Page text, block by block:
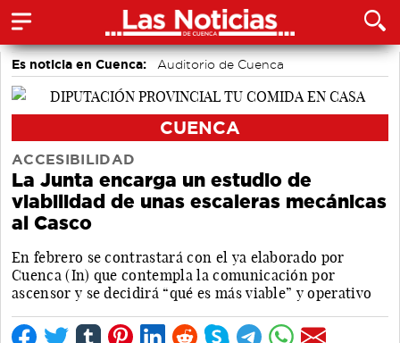
Es noticia en Cuenca: Auditorio de Cuenca
CUENCA
ACCESIBILIDAD
La Junta encarga un estudio de
viabilidad de unas escaleras mecánicas
al Casco
En febrero se contrastará con el ya elaborado por
Cuenca (In) que contempla la comunicación por
ascensor y se decidirá “qué es más viable” y operativo